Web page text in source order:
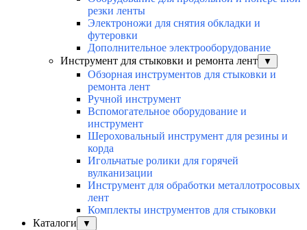
резки ленты
Электроножи для снятия обкладки и
футеровки
Дополнительное электрооборудование
Инструмент для стыковки и ремонта лент
▼
Обзорная инструментов для стыковки и
ремонта лент
Ручной инструмент
Вспомогательное оборудование и
инструмент
Шероховальный инструмент для резины и
корда
Игольчатые ролики для горячей
вулканизации
Инструмент для обработки металлотросовых
лент
Комплекты инструментов для стыковки
Каталоги
▼